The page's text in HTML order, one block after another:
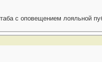
с оповещением лояльной